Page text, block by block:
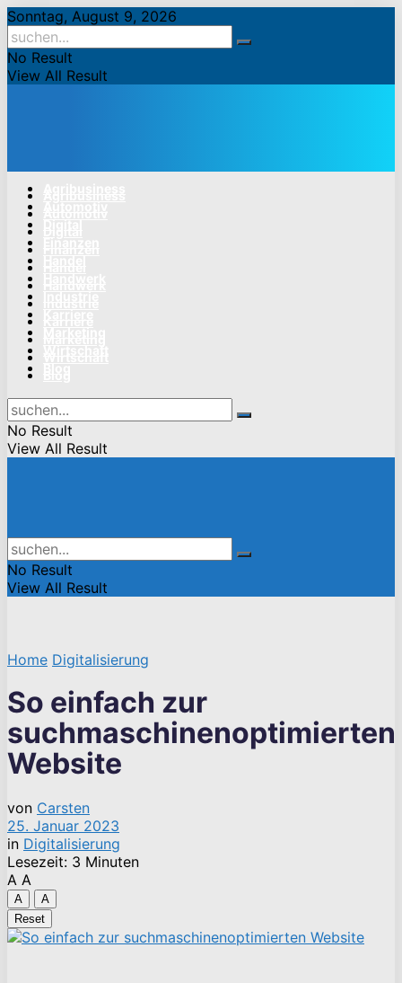
Sonntag, August 9, 2026
No Result
View All Result
No Result
View All Result
No Result
View All Result
Home Digitalisierung
So einfach zur
suchmaschinenoptimierten
Website
von Carsten
25. Januar 2023
in Digitalisierung
Lesezeit: 3 Minuten
A A
A
A
Reset